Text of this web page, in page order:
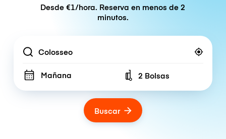
Desde €1/hora. Reserva en menos de 2
minutos.
Location
Mañana Number of bags
2 Bolsas
Buscar